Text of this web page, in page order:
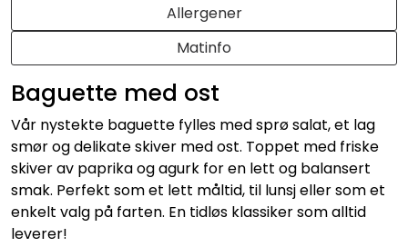
Allergener
Matinfo
Baguette med ost
Vår nystekte baguette fylles med sprø salat, et lag
smør og delikate skiver med ost. Toppet med friske
skiver av paprika og agurk for en lett og balansert
smak. Perfekt som et lett måltid, til lunsj eller som et
enkelt valg på farten. En tidløs klassiker som alltid
leverer!
Konfirmasjon
Minnestund
Påsmurt
Konditori
Tapas